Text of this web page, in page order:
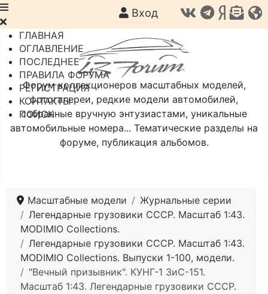
Форум коллекционеров масштабных моделей,
фотогалереи, редкие модели автомобилей,
собранные вручную энтузиастами, уникальные
автомобильные номера... Тематические разделы на
форуме, публикация альбомов.
Вход
ГЛАВНАЯ
ОГЛАВЛЕНИЕ
ПОСЛЕДНЕЕ
ПРАВИЛА ФОРУМА
РЕГИСТРАЦИЯ
КОНТАКТЫ
ПОИСК
Масштабные модели
Журнальные серии
Легендарные грузовики СССР. Масштаб 1:43.
MODIMIO Collections.
Легендарные грузовики СССР. Масштаб 1:43.
MODIMIO Collections. Выпуски 1-100, модели.
"Вечный призывник". КУНГ-1 ЗиС-151.
Масштаб 1:43. Легендарные грузовики СССР.